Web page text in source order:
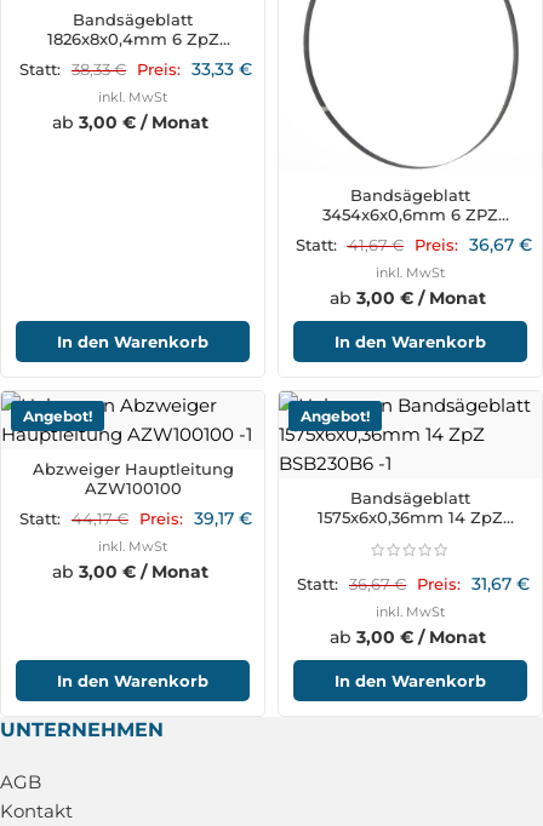
Bandsägeblatt
1826x8x0,4mm 6 ZpZ
Statt: 38,33€ Preis: 33,33 €
inkl. MwSt
ab 3,00 € / Monat
In den Warenkorb
Bandsägeblatt
3454x6x0,6mm 6 ZPZ
Statt: 41,67€ Preis: 36,67 €
inkl. MwSt
ab 3,00 € / Monat
In den Warenkorb
Angebot!
Abzweiger Hauptleitung
AZW100100
Statt: 44,17€ Preis: 39,17 €
inkl. MwSt
ab 3,00 € / Monat
In den Warenkorb
Angebot!
Bandsägeblatt
1575x6x0,36mm 14 ZpZ
Statt: 36,67€ Preis: 31,67 €
inkl. MwSt
ab 3,00 € / Monat
In den Warenkorb
UNTERNEHMEN
AGB
Kontakt